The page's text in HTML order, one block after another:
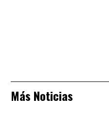
Más Noticias